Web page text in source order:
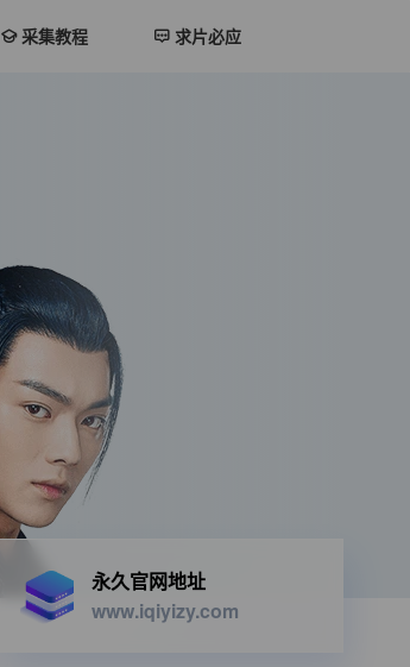
采集教程 求片必应
永久官网地址
www.iqiyizy.com